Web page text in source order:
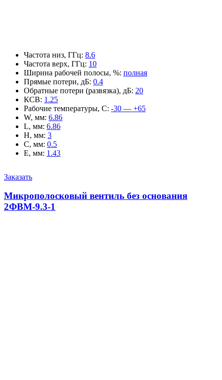
Частота низ, ГГц: 8.6
Частота верх, ГГц: 10
Ширина рабочей полосы, %: полная
Прямые потери, дБ: 0.4
Обратные потери (развязка), дБ: 20
КСВ: 1.25
Рабочие температуры, С: -30 — +65
W, мм: 6.86
L, мм: 6.86
H, мм: 3
C, мм: 0.5
E, мм: 1.43
Заказать
Микрополосковый вентиль без основания
2ФВМ-9.3-1